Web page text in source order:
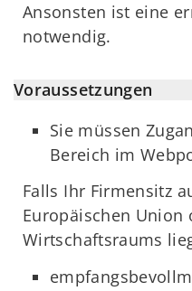
Ansonsten ist eine
notwendig.
Voraussetzungen
Sie müssen
Bereich im
Falls Ihr Firmensitz
Europäischen Union
Wirtschaftsraums